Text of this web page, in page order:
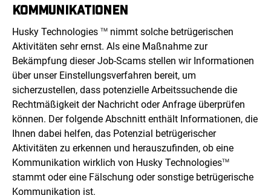
KOMMUNIKATIONEN
Husky Technologies TM nimmt solche betrügerischen
Aktivitäten sehr ernst. Als eine Maßnahme zur
Bekämpfung dieser Job-Scams stellen wir Informationen
über unser Einstellungsverfahren bereit, um
sicherzustellen, dass potenzielle Arbeitssuchende die
Rechtmäßigkeit der Nachricht oder Anfrage überprüfen
können. Der folgende Abschnitt enthält Informationen, die
Ihnen dabei helfen, das Potenzial betrügerischer
Aktivitäten zu erkennen und herauszufinden, ob eine
Kommunikation wirklich von Husky TechnologiesTM
stammt oder eine Fälschung oder sonstige betrügerische
Kommunikation ist.